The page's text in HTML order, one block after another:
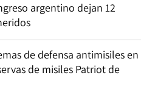
argentino dejan 12
de defensa antimisiles en
de misiles Patriot de